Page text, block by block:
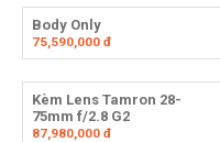
Body Only
75,590,000 đ
Kèm Lens Tamron 28-
75mm f/2.8 G2
87,980,000 đ